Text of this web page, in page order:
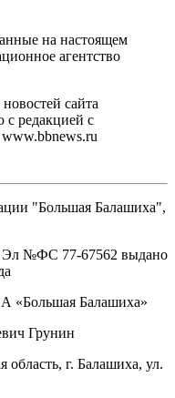
на настоящем
агентство
сайта
с редакцией с
www.bbnews.ru
"Большая Балашиха",
Эл №ФС ‎77-67562 выдано
«Большая Балашиха»
Грунин
область, г. Балашиха, ул.